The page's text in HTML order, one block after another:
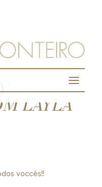
LAYLA
voccês!!